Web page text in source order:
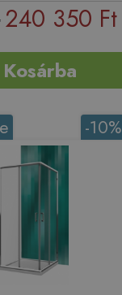
240 350 Ft
Kosárba
-10%